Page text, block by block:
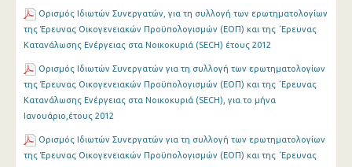
Ορισμός Ιδιωτών Συνεργατών, για τη συλλογή των ερωτηματολογίων
της Έρευνας Οικογενειακών Προϋπολογισμών (ΕΟΠ) και της ΄Ερευνας
Κατανάλωσης Ενέργειας στα Νοικοκυριά (SECH) έτους 2012
Ορισμός Ιδιωτών Συνεργατών για τη συλλογή των ερωτηματολογίων
της Έρευνας Οικογενειακών Προϋπολογισμών (ΕΟΠ) και της ΄Ερευνας
Κατανάλωσης Ενέργειας στα Νοικοκυριά (SECH), για το μήνα
Ιανουάριο,έτους 2012
Ορισμός Ιδιωτών Συνεργατών για τη συλλογή των ερωτηματολογίων
της Έρευνας Οικογενειακών Προϋπολογισμών (ΕΟΠ) και της ΄Ερευνας